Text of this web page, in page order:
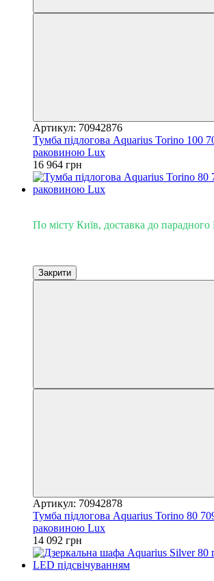
Артикул: 70942876
Тумба підлогова Aquarius Torino 100
раковиною Lux
16 964 грн
По місту Київ, доставка до
Закрити
Артикул: 70942878
Тумба підлогова Aquarius Torino 80
раковиною Lux
14 092 грн